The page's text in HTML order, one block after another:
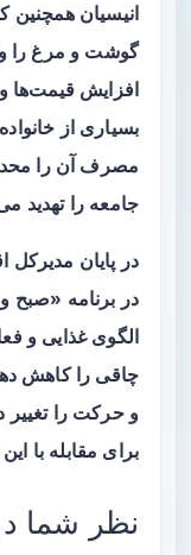
انیسیان
گوشت و مرغ را
افزایش
بسیاری از
مصرف آن را
جامعه را تهدید
در پایان
در برنامه «صبح
الگوی غذایی و
چاقی را کاهش
و حرکت را
برای مقابله با
نظر شما